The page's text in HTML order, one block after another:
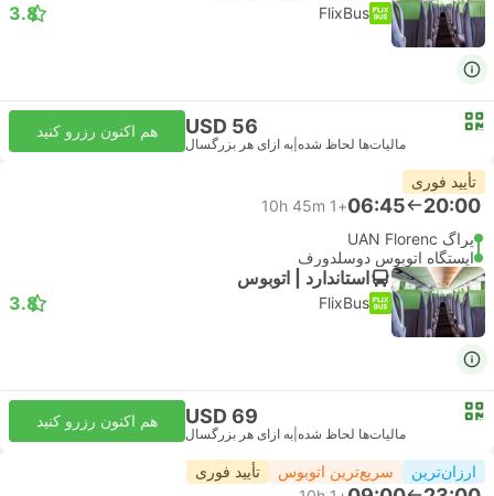
FlixBus
3.8
USD 56
مالیات‌ها لحاظ شده به ازای هر بزرگسال
هم اکنون رزرو کنید
تأیید فوری
20:00
06:45
+1
10h 45m
پراگ UAN Florenc
ایستگاه اتوبوس دوسلدورف
استاندارد | اتوبوس
FlixBus
3.8
USD 69
مالیات‌ها لحاظ شده به ازای هر بزرگسال
هم اکنون رزرو کنید
ارزان‌ترین سریع‌ترین اتوبوس تأیید فوری